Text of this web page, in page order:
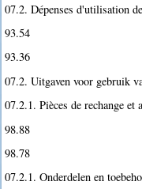
07.2. Dépenses d'utilisation
93.54
93.36
07.2. Uitgaven voor gebruik
07.2.1. Pièces de rechange
98.88
98.78
07.2.1. Onderdelen en